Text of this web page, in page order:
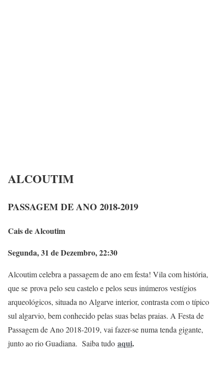
ALCOUTIM
PASSAGEM DE ANO 2018-2019
Cais de Alcoutim
Segunda, 31 de Dezembro, 22:30
Alcoutim celebra a passagem de ano em festa! Vila com história,
que se prova pelo seu castelo e pelos seus inúmeros vestígios
arqueológicos, situada no Algarve interior, contrasta com o típico
sul algarvio, bem conhecido pelas suas belas praias. A Festa de
Passagem de Ano 2018-2019, vai fazer-se numa tenda gigante,
junto ao rio Guadiana. Saiba tudo aqui.